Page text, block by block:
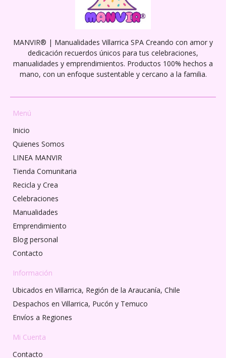
MANVIR® | Manualidades Villarrica SPA Creando con amor y
dedicación recuerdos únicos para tus celebraciones,
manualidades y emprendimientos. Productos 100% hechos a
mano, con un enfoque sustentable y cercano a la familia.
Menú
Inicio
Quienes Somos
LINEA MANVIR
Tienda Comunitaria
Recicla y Crea
Celebraciones
Manualidades
Emprendimiento
Blog personal
Contacto
Información
Ubicados en Villarrica, Región de la Araucanía, Chile
Despachos en Villarrica, Pucón y Temuco
Envíos a Regiones
Mi Cuenta
Contacto